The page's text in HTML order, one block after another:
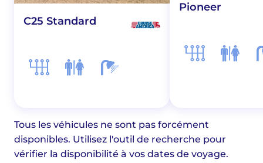
C25 Standard
Pioneer
Tous les véhicules ne sont pas forcément
disponibles. Utilisez l'outil de recherche pour
vérifier la disponibilité à vos dates de voyage.